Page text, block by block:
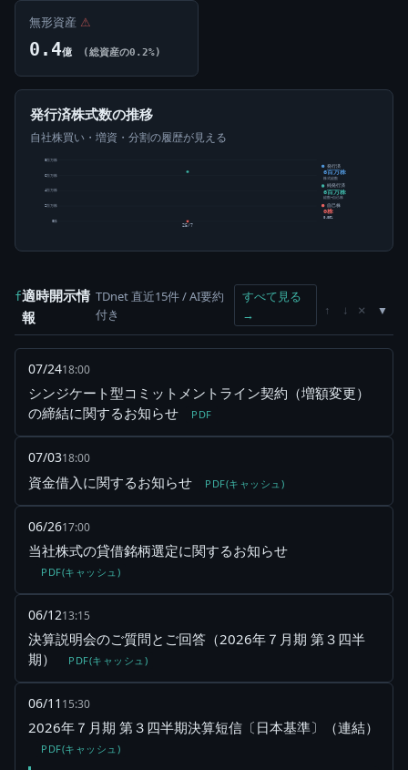
無形資産 ⚠
0.4億 (総資産の0.2%)
発行済株式数の推移
自社株買い・増資・分割の履歴が見える
0株
2百万株
4百万株
6百万株
8百万株
25/7
発行済
6百万株
株式総数
純発行済
6百万株
総数-自己株
自己株
0株
0.00%
f適時開示情
報
TDnet 直近15件 / AI要約
付き
すべて見る
→
↑ ↓ ×
07/2418:00
シンジケート型コミットメントライン契約（増額変更）
の締結に関するお知らせ
PDF
07/0318:00
資金借入に関するお知らせ PDF(キャッシュ)
06/2617:00
当社株式の貸借銘柄選定に関するお知らせ
PDF(キャッシュ)
06/1213:15
決算説明会のご質問とご回答（2026年７月期 第３四半
期）
PDF(キャッシュ)
06/11 15:30
2026年７月期 第３四半期決算短信〔日本基準〕（連結）
PDF(キャッシュ)